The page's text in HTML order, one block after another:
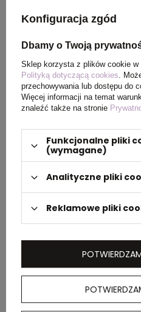
Materiał
Kraj
pochodzenia
Rozmiar 120
PAKOWANIE
Wymiary
kartonu
(m)
Ilość szt. w
wewnętrznym
250
Konfiguracja zgód
Dbamy o Twoją
Sklep korzysta z plików cookie w
Polityką dotyczącą cookies.
przechowywania lub dostępu do
Więcej informacji na temat
znaleźć także na stronie
Funkcjonalne pliki
(wymagane)
Analityczne pliki
Reklamowe pliki